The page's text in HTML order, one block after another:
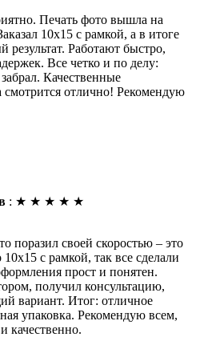
Печать фото вышла на
10х15 с рамкой, а в итоге
результат. Работают быстро,
Все четко и по делу:
Качественные
смотрится отлично! Рекомендую
: ★ ★ ★ ★ ★
поразил своей скоростью – это
с рамкой, так все сделали
прост и понятен.
получил консультацию,
вариант. Итог: отличное
упаковка. Рекомендую всем,
качественно.